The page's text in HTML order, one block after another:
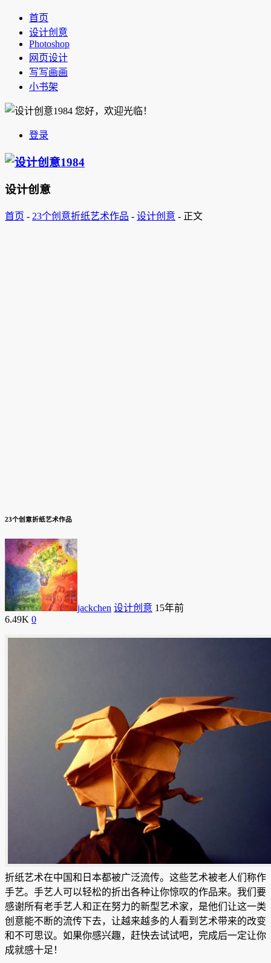
首页
设计创意
Photoshop
网页设计
写写画画
小书架
您好，欢迎光临！
登录
设计创意
首页 - 23个创意折纸艺术作品 - 设计创意 - 正文
23个创意折纸艺术作品
jackchen 设计创意 15年前
6.49K 0
折纸艺术在中国和日本都被广泛流传。这些艺术被老人们称作
手艺。手艺人可以轻松的折出各种让你惊叹的作品来。我们要
感谢所有老手艺人和正在努力的新型艺术家，是他们让这一类
创意能不断的流传下去，让越来越多的人看到艺术带来的改变
和不可思议。如果你感兴趣，赶快去试试吧，完成后一定让你
成就感十足！